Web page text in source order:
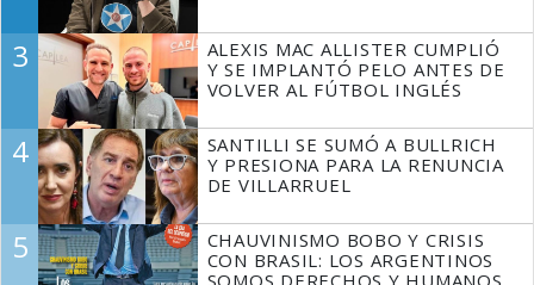
3
ALEXIS MAC ALLISTER CUMPLIÓ
Y SE IMPLANTÓ PELO ANTES DE
VOLVER AL FÚTBOL INGLÉS
4
SANTILLI SE SUMÓ A BULLRICH
Y PRESIONA PARA LA RENUNCIA
DE VILLARRUEL
5
CHAUVINISMO BOBO Y CRISIS
CON BRASIL: LOS ARGENTINOS
SOMOS DERECHOS Y HUMANOS